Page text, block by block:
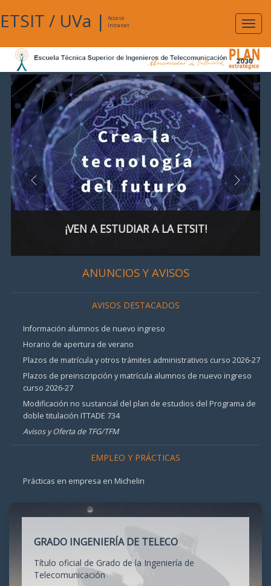
ETSIT / UVa |
Acceso
Intranet
¡VEN A ESTUDIAR A LA ETSIT!
ANUNCIOS Y AVISOS
AVISOS DESTACADOS
Información alumnos de nuevo ingreso
Horario de apertura de verano
Plazos de matrícula y otros trámites administrativos curso 2026-27
Plazos de preinscripción y matrícula alumnos de nuevo ingreso
curso 2026-27
Modificación no sustancial del plan de estudios del Programa de
doble titulación ITTADE 734
Avisos y Oferta de TFG/TFM
EMPLEO Y PRÁCTICAS
Prácticas en empresa en Michelin
GRADO INGENIERÍA DE TELECO
Título oficial de Grado de la Ingeniería de
Telecomunicación